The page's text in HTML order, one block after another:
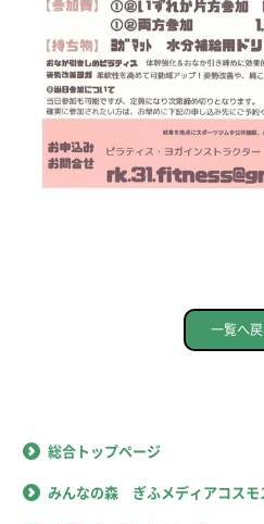
一覧へ
総合トップページ
みんなの森 ぎふメディアコスモ